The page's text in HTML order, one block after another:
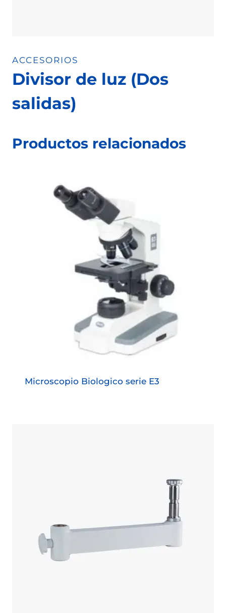
ACCESORIOS
Divisor de luz (Dos
salidas)
Productos relacionados
Microscopio Biologico serie E3